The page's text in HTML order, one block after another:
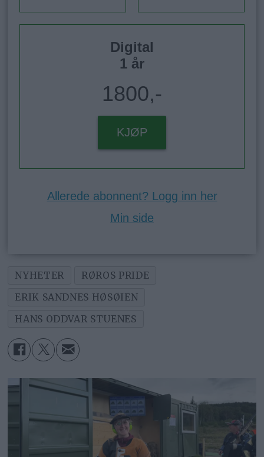
Digital
1 år
1800,-
KJØP
Allerede abonnent? Logg inn her
Min side
NYHETER
RØROS PRIDE
ERIK SANDNES HØSØIEN
HANS ODDVAR STUENES